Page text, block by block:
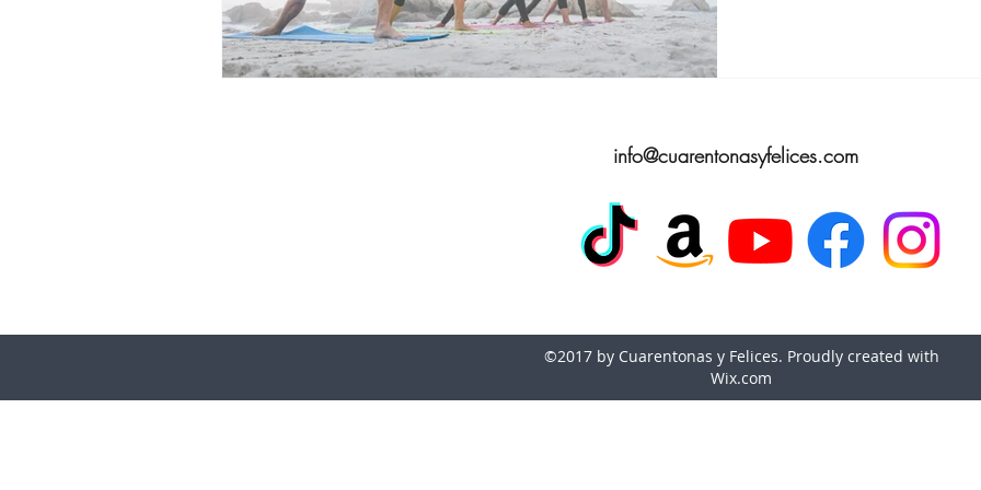
Bolsos de Diseñador Zapatos para Mujeres de 40 años
Ofertas Banana Republic Amazon Fashion
info@cuarentonasyfelices.com
©2017 by Cuarentonas y Felices. Proudly created with
Wix.com